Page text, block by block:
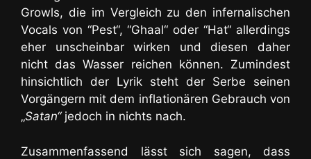
Growls, die im Vergleich zu den infernalischen
Vocals von “Pest“, “Ghaal“ oder “Hat“ allerdings
eher unscheinbar wirken und diesen daher
nicht das Wasser reichen können. Zumindest
hinsichtlich der Lyrik steht der Serbe seinen
Vorgängern mit dem inflationären Gebrauch von
„Satan“ jedoch in nichts nach.
Zusammenfassend lässt sich sagen, dass